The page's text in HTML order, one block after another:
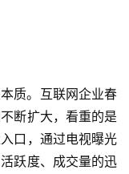
质。互联网企业春
断扩大，看重的是
口，通过电视曝光
跃度、成交量的迅